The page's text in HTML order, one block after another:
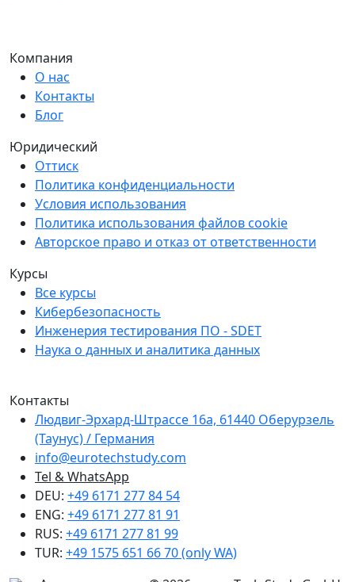
Компания
О нас
Контакты
Блог
Юридический
Оттиск
Политика конфиденциальности
Условия использования
Политика использования файлов cookie
Авторское право и отказ от ответственности
Курсы
Все курсы
Кибербезопасность
Инженерия тестирования ПО - SDET
Наука о данных и аналитика данных
Контакты
Людвиг-Эрхард-Штрассе 16а, 61440 Оберурзель
(Таунус) / Германия
info@eurotechstudy.com
Tel & WhatsApp
DEU: +49 6171 277 84 54
ENG: +49 6171 277 81 91
RUS: +49 6171 277 81 99
TUR: +49 1575 651 66 70 (only WA)